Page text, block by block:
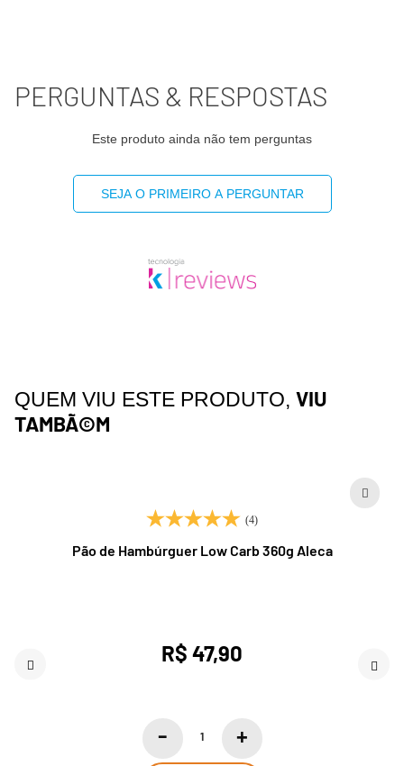
PERGUNTAS & RESPOSTAS
Este produto ainda não tem perguntas
SEJA O PRIMEIRO A PERGUNTAR
QUEM VIU ESTE PRODUTO, VIU
TAMBÃ©M
(4)
Pão de Hambúrguer Low Carb 360g Aleca
R$ 47,90